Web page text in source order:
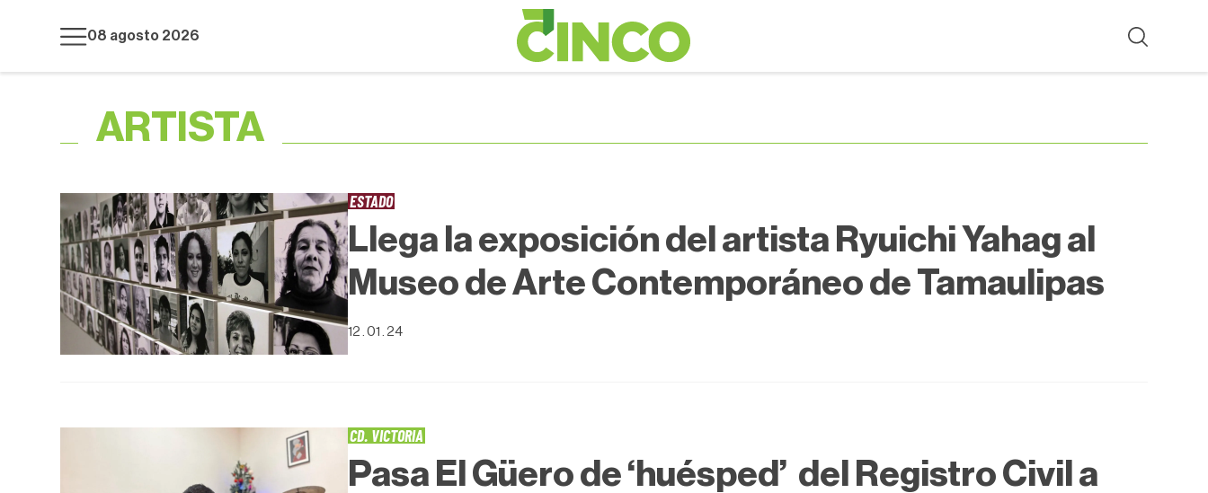
08 agosto 2026
ARTISTA
ESTADO
Llega la exposición del artista Ryuichi Yahag al
Museo de Arte Contemporáneo de Tamaulipas
12 . 01 . 24
CD. VICTORIA
Pasa El Güero de ‘huésped’ del Registro Civil a